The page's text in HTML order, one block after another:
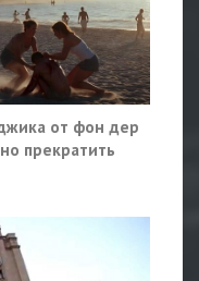
от фон дер
прекратить